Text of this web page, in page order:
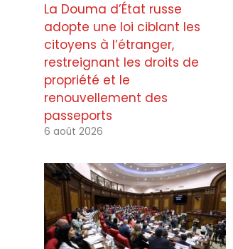
La Douma d’État russe
adopte une loi ciblant les
citoyens à l’étranger,
restreignant les droits de
propriété et le
renouvellement des
passeports
6 août 2026